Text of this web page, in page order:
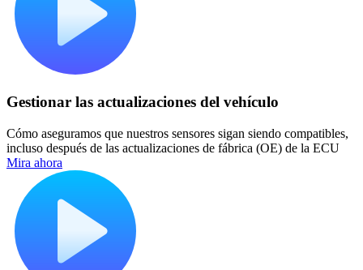
Gestionar las actualizaciones del vehículo
Cómo aseguramos que nuestros sensores sigan siendo compatibles,
incluso después de las actualizaciones de fábrica (OE) de la ECU
Mira ahora